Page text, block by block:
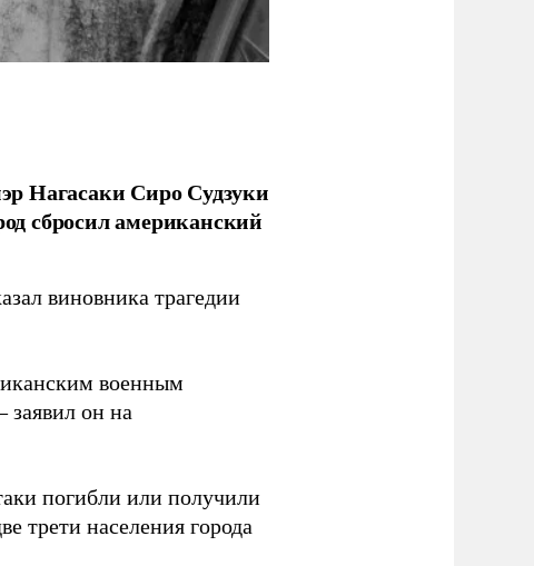
Нагасаки Сиро Судзуки
сбросил американский
виновника трагедии
военным
заявил он на
погибли или получили
трети населения города